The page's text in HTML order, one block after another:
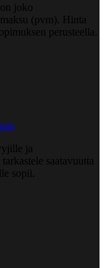
joko
(pvm). Hinta
perusteella.
ja
saatavuutta
sopii.